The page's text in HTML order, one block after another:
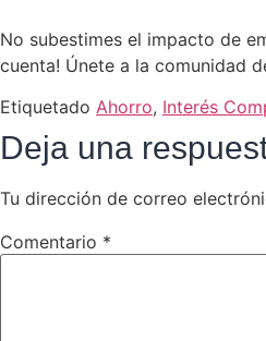
No subestimes el impacto de
cuenta! Únete a la comunidad
Etiquetado Ahorro, Interés
Deja una
Tu dirección de correo
Comentario *